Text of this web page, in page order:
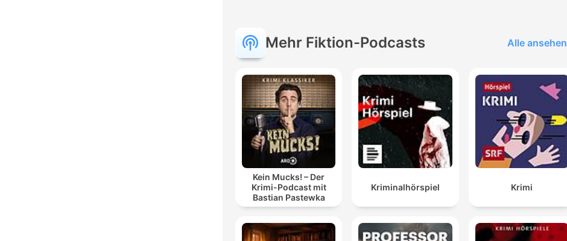
Mehr Fiktion-Podcasts Alle ansehen
Kein Mucks! – Der
Krimi-Podcast mit
Bastian Pastewka
Kriminalhörspiel Krimi